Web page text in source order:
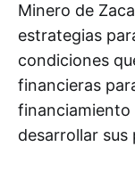
Minero de
estrategias
condiciones
financieras
financiamiento
desarrollar sus